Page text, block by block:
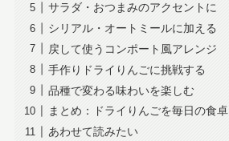
サラダ・おつまみのアクセントに
シリアル・オートミールに加える
戻して使うコンポート風アレンジ
手作りドライりんごに挑戦する
品種で変わる味わいを楽しむ
まとめ：ドライりんごを毎日の食
あわせて読みたい